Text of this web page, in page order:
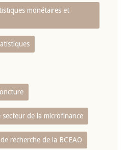
monétaires et
secteur de la microfinance
recherche de la BCEAO